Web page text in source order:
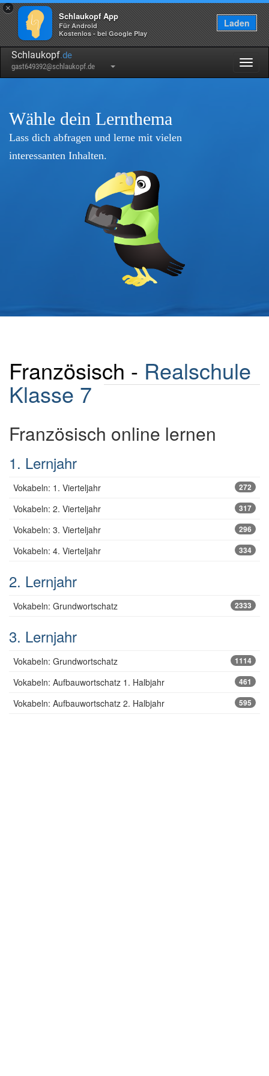
×
Schlaukopf App
Für Android
Kostenlos - bei Google Play
Laden
Schlaukopf.de
gast649392@schlaukopf.de
Wähle dein Lernthema
Lass dich abfragen und lerne mit vielen
interessanten Inhalten.
Französisch - Realschule
Klasse 7
Französisch online lernen
1. Lernjahr
Vokabeln: 1. Vierteljahr 272
Vokabeln: 2. Vierteljahr 317
Vokabeln: 3. Vierteljahr 296
Vokabeln: 4. Vierteljahr 334
2. Lernjahr
Vokabeln: Grundwortschatz 2333
3. Lernjahr
Vokabeln: Grundwortschatz 1114
Vokabeln: Aufbauwortschatz 1. Halbjahr 461
Vokabeln: Aufbauwortschatz 2. Halbjahr 595